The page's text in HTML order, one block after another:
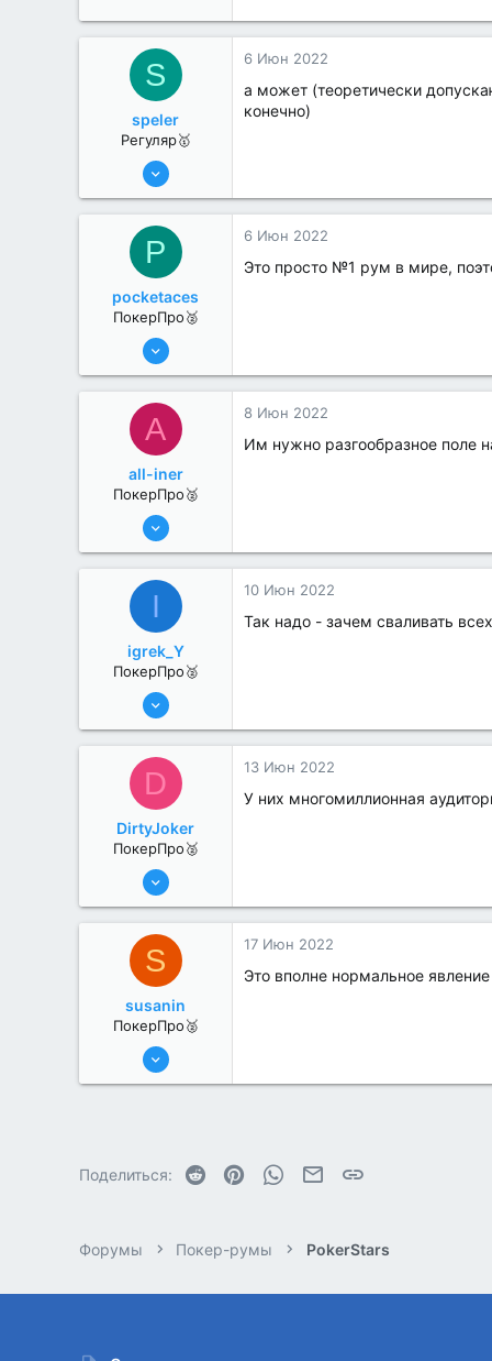
S
speler
Регуляр🥇
31 Май 2022
0
6 Июн 2022
а может (теоретически
конечно)
P
pocketaces
ПокерПро🥈
6 Июн 2022
3
6 Июн 2022
Это просто №1 рум в мире,
A
all-iner
ПокерПро🥈
6 Июн 2022
1
8 Июн 2022
Им нужно разгообразное поле
I
igrek_Y
ПокерПро🥈
6 Июн 2022
2
10 Июн 2022
Так надо - зачем сваливать
D
DirtyJoker
ПокерПро🥈
13 Июн 2022
1
13 Июн 2022
У них многомиллионная
S
susanin
ПокерПро🥈
6 Июн 2022
17 Июн 2022
Это вполне нормальное
Поделиться: Reddit PinterestWhatsAppЭлектронная почта
Форумы Покер-румы PokerStars